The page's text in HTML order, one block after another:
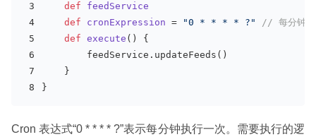
def
feedService
def
cronExpression = "0 * * * * ?"
// 每分钟
def execute () {
feedService.updateFeeds()
}
}
Cron 表达式“0 * * * * ?”表示每分钟执行一次。需要执行的逻